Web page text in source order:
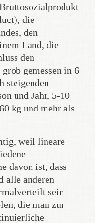
die
den
Land, die
den
gemessen in 6
steigenden
und Jahr, 5-10
kg und mehr als
weil lineare
davon ist, dass
alle anderen
sein
die man zur